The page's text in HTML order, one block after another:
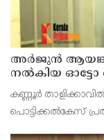
അര്‍ജുന്‍ ആയങ്കി
നൽകിയ ഓട്ടോ
പാരിതോഷികം
കണ്ണൂർ
പൊട്ടിക്കൽകേസ്